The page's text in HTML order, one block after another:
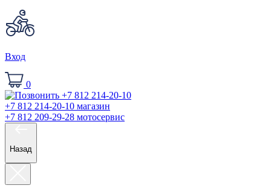
Вход
0
+7 812 214-20-10 магазин
+7 812 209-29-28 мотосервис
Назад